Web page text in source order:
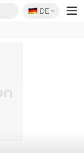
🇩🇪
DE